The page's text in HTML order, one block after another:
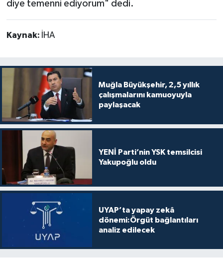
diye temenni ediyorum" dedi.
Kaynak: İHA
Muğla Büyükşehir, 2,5 yıllık
çalışmalarını kamuoyuyla
paylaşacak
YENİ Parti’nin YSK temsilcisi
Yakupoğlu oldu
UYAP’ta yapay zekâ
dönemi:Örgüt bağlantıları
analiz edilecek